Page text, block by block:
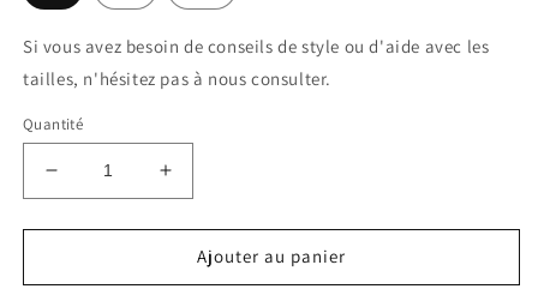
Si vous avez besoin de conseils de style ou d'aide avec les
tailles, n'hésitez pas à nous consulter.
Quantité
Réduire
la
quantité
T-
Augmenter
la
quantité
T-
Ajouter au panier